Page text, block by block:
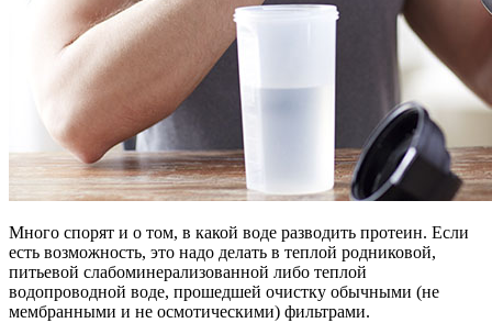
Много спорят и о том, в какой воде разводить протеин. Если
есть возможность, это надо делать в теплой родниковой,
питьевой слабоминерализованной либо теплой
водопроводной воде, прошедшей очистку обычными (не
мембранными и не осмотическими) фильтрами.